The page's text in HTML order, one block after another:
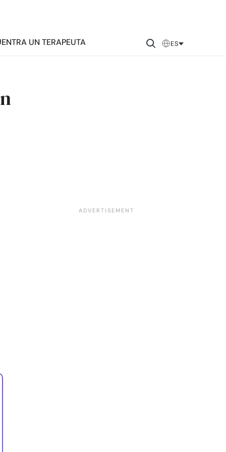
UN TERAPEUTA ES